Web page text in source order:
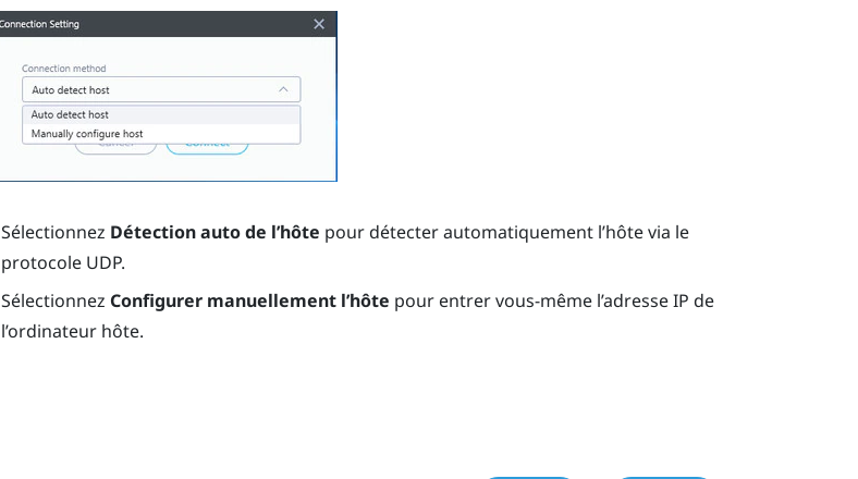
Sélectionnez Détection auto de l’hôte pour détecter automatiquement l’hôte via le
protocole UDP.
Sélectionnez Configurer manuellement l’hôte pour entrer vous-même l’adresse IP de
l’ordinateur hôte.